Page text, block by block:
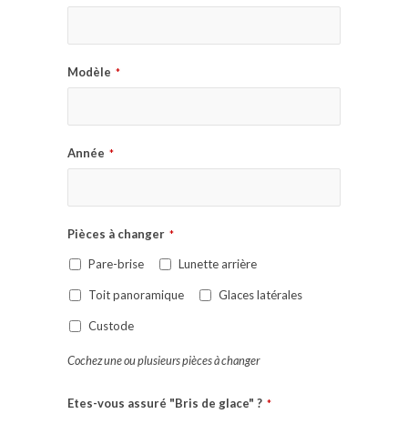
Modèle *
Année *
Pièces à changer *
Pare-brise Lunette arrière
Toit panoramique Glaces latérales
Custode
Cochez une ou plusieurs pièces à changer
Etes-vous assuré "Bris de glace" ? *